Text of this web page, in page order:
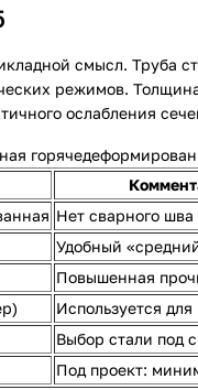
смысл. Труба
режимов.
ослабления
Нет сварного
Удобный
Повышенная
Используется
Выбор стали под
Под проект: